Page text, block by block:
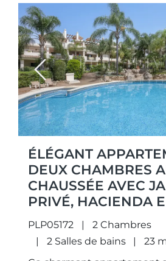
Previous
ÉLÉGANT
DEUX CHAMBRES
CHAUSSÉE AVEC
PRIVÉ, HACIENDA
PALMERAL
PLP05172
2 Chambres
2 Salles de bains
23